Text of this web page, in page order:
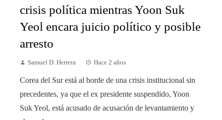
crisis política mientras Yoon Suk
Yeol encara juicio político y posible
arresto
Samuel D. Herrera Hace 2 años
Corea del Sur está al borde de una crisis institucional sin
precedentes, ya que el ex presidente suspendido, Yoon
Suk Yeol, está acusado de acusación de levantamiento y